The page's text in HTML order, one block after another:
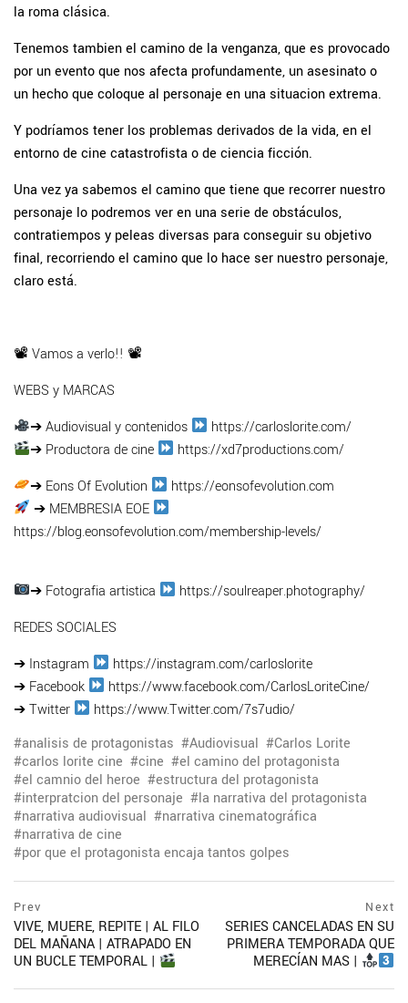
la roma clásica.
Tenemos tambien el camino de la venganza, que es provocado
por un evento que nos afecta profundamente, un asesinato o
un hecho que coloque al personaje en una situacion extrema.
Y podríamos tener los problemas derivados de la vida, en el
entorno de cine catastrofista o de ciencia ficción.
Una vez ya sabemos el camino que tiene que recorrer nuestro
personaje lo podremos ver en una serie de obstáculos,
contratiempos y peleas diversas para conseguir su objetivo
final, recorriendo el camino que lo hace ser nuestro personaje,
claro está.
📽 Vamos a verlo!! 📽
WEBS y MARCAS
➔ Audiovisual y contenidos
https://carloslorite.com/
➔ Productora de cine
https://xd7productions.com/
➔ Eons Of Evolution
https://eonsofevolution.com
➔ MEMBRESIA EOE
https://blog.eonsofevolution.com/membership-levels/
➔ Fotografia artistica
https://soulreaper.photography/
REDES SOCIALES
➔ Instagram
https://instagram.com/carloslorite
➔ Facebook
https://www.facebook.com/CarlosLoriteCine/
➔ Twitter
https://www.Twitter.com/7s7udio/
analisis de protagonistas
Audiovisual
Carlos Lorite
carlos lorite cine
cine
el camino del protagonista
el camnio del heroe
estructura del protagonista
interpratcion del personaje
la narrativa del protagonista
narrativa audiovisual
narrativa cinematográfica
narrativa de cine
por que el protagonista encaja tantos golpes
Navegación
de
entradas
Prev
postPrevious
page
VIVE, MUERE, REPITE | AL FILO
DEL MAÑANA | ATRAPADO EN
UN BUCLE TEMPORAL |
Next
SERIES CANCELADAS EN SU
PRIMERA TEMPORADA QUE
MERECÍAN MAS |